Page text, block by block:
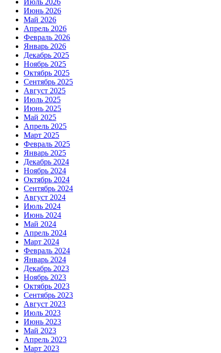
Июнь 2026
Май 2026
Апрель 2026
Февраль 2026
Январь 2026
Декабрь 2025
Ноябрь 2025
Октябрь 2025
Сентябрь 2025
Август 2025
Июль 2025
Июнь 2025
Май 2025
Апрель 2025
Март 2025
Февраль 2025
Январь 2025
Декабрь 2024
Ноябрь 2024
Октябрь 2024
Сентябрь 2024
Август 2024
Июль 2024
Июнь 2024
Май 2024
Апрель 2024
Март 2024
Февраль 2024
Январь 2024
Декабрь 2023
Ноябрь 2023
Октябрь 2023
Сентябрь 2023
Август 2023
Июль 2023
Июнь 2023
Май 2023
Апрель 2023
Март 2023